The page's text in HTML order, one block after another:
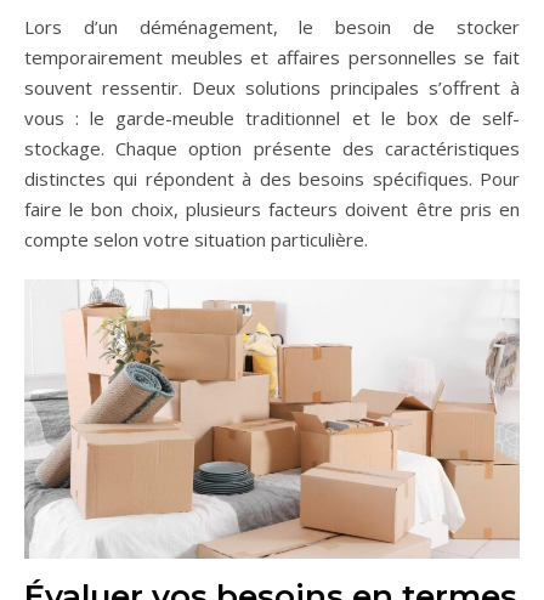
Lors d’un déménagement, le besoin de stocker
temporairement meubles et affaires personnelles se fait
souvent ressentir. Deux solutions principales s’offrent à
vous : le garde-meuble traditionnel et le box de self-
stockage. Chaque option présente des caractéristiques
distinctes qui répondent à des besoins spécifiques. Pour
faire le bon choix, plusieurs facteurs doivent être pris en
compte selon votre situation particulière.